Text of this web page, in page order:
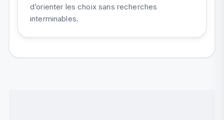
d’orienter les choix sans recherches
interminables.